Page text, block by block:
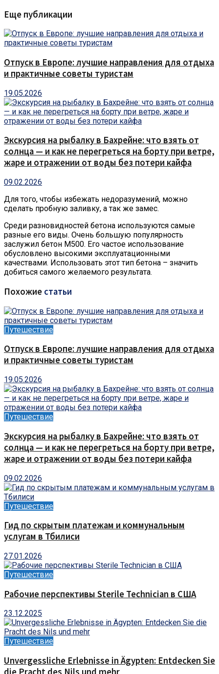
Еще публикации
Отпуск в Европе: лучшие направления для отдыха
и практичные советы туристам
19.05.2026
Экскурсия на рыбалку в Бахрейне: что взять от
солнца — и как не перегреться на борту при ветре,
жаре и отражении от воды без потери кайфа
09.02.2026
Для того, чтобы избежать недоразумений, можно
сделать пробную заливку, а так же замес.
Среди разновидностей бетона используются самые
разные его виды. Очень большую популярность
заслужил бетон М500. Его частое использование
обусловлено высокими эксплуатационными
качествами. Использовать этот тип бетона – значить
добиться самого желаемого результата.
Похожие статьи
Путешествие
Отпуск в Европе: лучшие направления для отдыха
и практичные советы туристам
19.05.2026
Путешествие
Экскурсия на рыбалку в Бахрейне: что взять от
солнца — и как не перегреться на борту при ветре,
жаре и отражении от воды без потери кайфа
09.02.2026
Путешествие
Гид по скрытым платежам и коммунальным
услугам в Тбилиси
27.01.2026
Путешествие
Рабочие перспективы Sterile Technician в США
23.12.2025
Путешествие
Unvergessliche Erlebnisse in Ägypten: Entdecken Sie